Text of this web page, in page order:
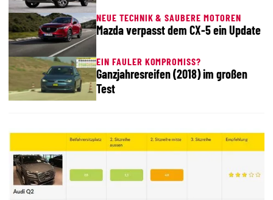
NEUE TECHNIK & SAUBERE MOTOREN
Mazda verpasst dem CX-5 ein Update
EIN FAULER KOMPROMISS?
Ganzjahresreifen (2018) im großen
Test